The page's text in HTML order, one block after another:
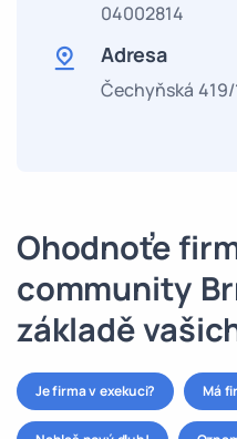
04002814
Adresa
Čechyňská
Ohodnoťe
community
základě
Je firma v exekuci? Má